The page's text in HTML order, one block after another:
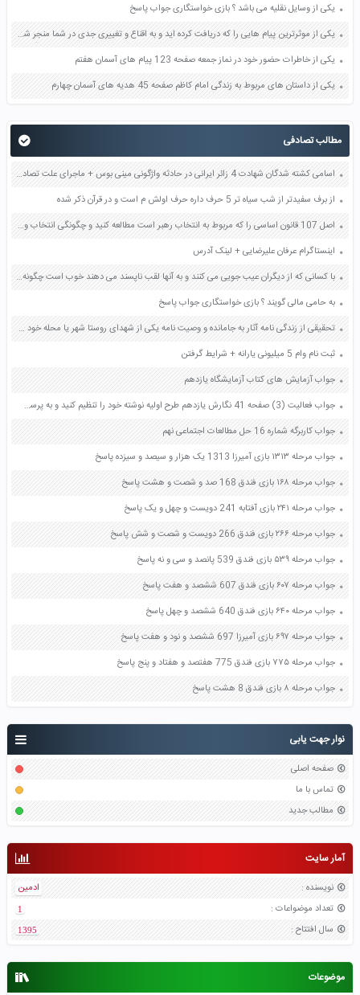
نوار جهت یابی
صفحه اصلی
تماس با ما
مطالب جدید
آمار سایت
نویسنده :
ادمین
تعداد موضواعات :
1
سال افتتاح :
1395
موضوعات
یکی از وسایل نقلیه می باشد ؟ بازی خواستگاری جواب پاسخ
یکی از موثرترین پیام هایی را که دریافت کرده اید و به اقناع و تغییری جدی در شما منجر شده است برسی کنید و علت این تاثیر گذاری قابل توجه را بنویسید صفحه 52 تفکر و سواد رسانه ای دهم
یکی از خاطرات حضور خود در نماز جمعه صفحه 123 پیام های آسمان هفتم
یکی از داستان های مربوط به زندگی امام کاظم صفحه 45 هدیه های آسمان چهارم
مطالب تصادفی
اسامی کشته شدگان شهادت 4 زائر ایرانی در حادثه واژگونی مینی بوس + ماجرای علت تصادف
از برف سفیدتر از شب سیاه تر 5 حرف داره حرف اولش م است و در قرآن ذکر شده
اصل 107 قانون اساسی را که مربوط به انتخاب رهبر است مطالعه کنید و چگونگی انتخاب ولی فقیه را توضیح دهید صفحه 133 دین و زندگی یازدهم
اینستاگرام عرفان علیرضایی + لینک آدرس
با کسانی که از دیگران عیب جویی می کنند و به آنها لقب ناپسند می دهند خوب است چگونه رفتار کنیم صفحه 21 قرآن ششم
به حامی مالی گویند ؟ بازی خواستگاری جواب پاسخ
تحقیقی از زندگی نامه آثار به جامانده و وصیت نامه یکی از شهدای روستا شهر یا محله خود تنظیم کنید صفحه 44 آمادگی دفاعی نهم
ثبت نام وام 5 میلیونی یارانه + شرایط گرفتن
جواب آزمایش های کتاب آزمایشگاه یازدهم
جواب فعالیت (3) صفحه 41 نگارش یازدهم طرح اولیه نوشته خود را تنظیم کنید و به پرسش های زیر پاسخ دهید
جواب کاربرگه شماره 16 حل مطالعات اجتماعی نهم
جواب مرحله ۱۳۱۳ بازی آمیرزا 1313 یک هزار و سیصد و سیزده پاسخ
جواب مرحله ۱۶۸ بازی فندق 168 صد و شصت و هشت پاسخ
جواب مرحله ۲۴۱ بازی آفتابه 241 دویست و چهل و یک پاسخ
جواب مرحله ۲۶۶ بازی فندق 266 دویست و شصت و شش پاسخ
جواب مرحله ۵۳۹ بازی فندق 539 پانصد و سی و نه پاسخ
جواب مرحله ۶۰۷ بازی فندق 607 ششصد و هفت پاسخ
جواب مرحله ۶۴۰ بازی فندق 640 ششصد و چهل پاسخ
جواب مرحله ۶۹۷ بازی آمیرزا 697 ششصد و نود و هفت پاسخ
جواب مرحله ۷۷۵ بازی فندق 775 هفتصد و هفتاد و پنج پاسخ
جواب مرحله ۸ بازی فندق 8 هشت پاسخ